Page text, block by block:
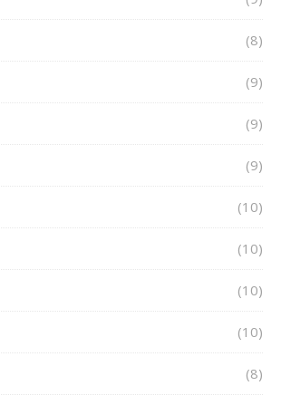
(8)
(9)
(9)
(9)
(10)
(10)
(10)
(10)
(8)